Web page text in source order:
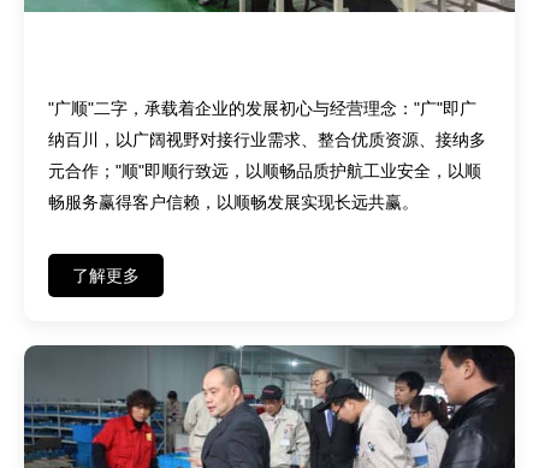
"广顺"二字，承载着企业的发展初心与经营理念："广"即广
纳百川，以广阔视野对接行业需求、整合优质资源、接纳多
元合作；"顺"即顺行致远，以顺畅品质护航工业安全，以顺
畅服务赢得客户信赖，以顺畅发展实现长远共赢。
了解更多